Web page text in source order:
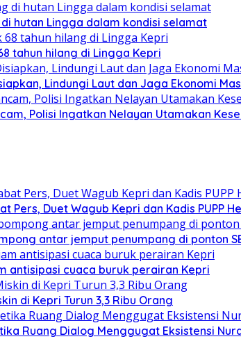
hutan Lingga dalam kondisi selamat
tahun hilang di Lingga Kepri
Lindungi Laut dan Jaga Ekonomi
Polisi Ingatkan Nelayan Utamakan
Pers, Duet Wagub Kepri dan Kadis PUPP
antar jemput penumpang di ponton
antisipasi cuaca buruk perairan Kepri
di Kepri Turun 3,3 Ribu Orang
Ruang Dialog Menggugat Eksistensi